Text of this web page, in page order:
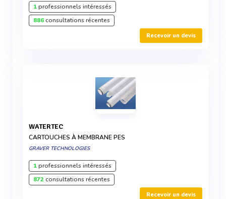
1professionnels intéressés
886consultations récentes
Recevoir un devis
WATERTEC
CARTOUCHES À MEMBRANE PES
GRAVER TECHNOLOGIES
1professionnels intéressés
872consultations récentes
Recevoir un devis